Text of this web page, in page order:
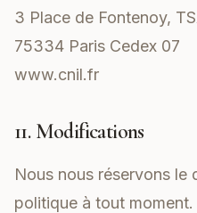
3 Place de Fontenoy,
75334 Paris Cedex 07
www.cnil.fr
11. Modifications
Nous nous réservons
politique à tout